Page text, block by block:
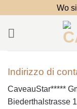
contenuti
Wo
Indirizzo di
CaveauStar*****
Biederthalstrasse